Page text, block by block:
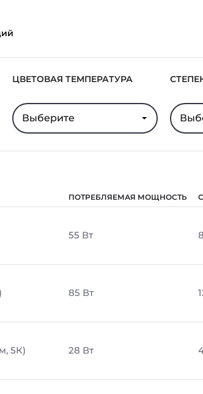
ЦВЕТОВАЯ ТЕМПЕРАТУРА
Выберите
ПОТРЕБЛЯЕМАЯ МОЩНОСТЬ
55 Вт
85 Вт
5К) 28 Вт